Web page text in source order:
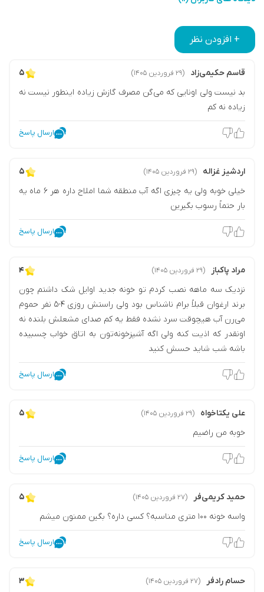
+ افزودن نظر
قاسم حکیمی‌زاد (۲۹ فروردین ۱۴۰۵)
۵
بد نیست ولی اونایی که می‌گن مصرف گازش زیاده اینطور نیست نه
زیاده نه کم
ارسال پاسخ
اردشیز غزاله (۲۹ فروردین ۱۴۰۵)
۵
خیلی خوبه ولی یه چیزی اگه آب منطقه شما املاح داره هر ۶ ماه یه
بار حتماً رسوب بگیرین
ارسال پاسخ
مراد پاکباز (۲۹ فروردین ۱۴۰۵)
۴
نزدیک سه ماهه نصب کردم تو خونه جدید اوایل شک داشتم چون
برند ارغوان قبلاً برام ناشناس بود ولی راستش روزی ۴-۵ نفر حموم
می‌رن آب هیچوقت سرد نشده فقط یه کم صدای مشعلش بلنده نه
اونقدر که اذیت کنه ولی اگه آشپزخونه‌تون به اتاق خواب چسبیده
باشه شب شاید حسش کنید
ارسال پاسخ
علی یکتاخواه (۲۹ فروردین ۱۴۰۵)
۵
خوبه من راضیم
ارسال پاسخ
حمید کریمی‌فر (۲۷ فروردین ۱۴۰۵)
۵
واسه خونه ۱۰۰ متری مناسبه؟ کسی داره؟ بگین ممنون میشم
ارسال پاسخ
حسام رادفر (۲۷ فروردین ۱۴۰۵)
۳